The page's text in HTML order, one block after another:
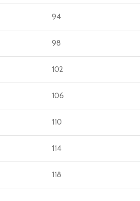
94
98
102
106
110
114
118